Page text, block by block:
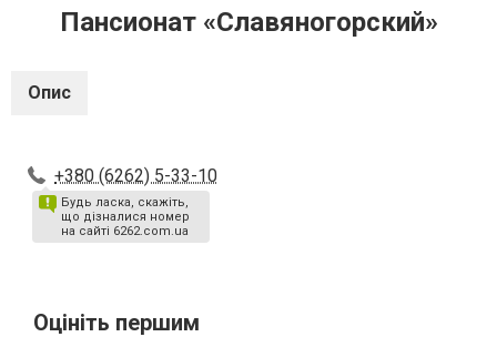
Пансионат «Славяногорский»
Опис
+380 (6262) 5-33-10
Будь ласка, скажіть,
що дізналися номер
на сайті 6262.com.ua
Оцініть першим